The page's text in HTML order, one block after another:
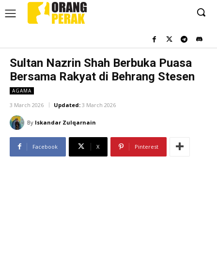
Sultan Nazrin Shah Berbuka Puasa
Bersama Rakyat di Behrang Stesen
AGAMA
3 March 2026 Updated: 3 March 2026
By Iskandar Zulqarnain
Facebook X Pinterest